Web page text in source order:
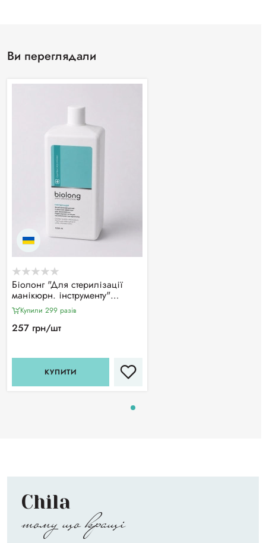
Ви переглядали
Біолонг "Для стерилізації
манікюрн. інструменту"
(1000мл)
Купили 299 разiв
257 грн/шт
КУПИТИ
Chila
тому що кращі